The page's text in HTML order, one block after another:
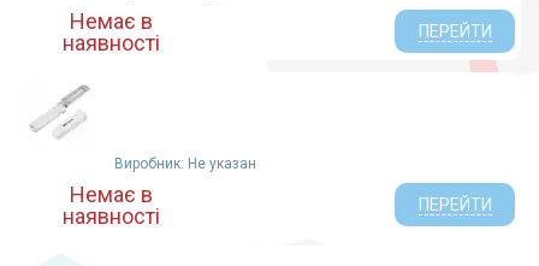
Немає в
наявності
ПЕРЕЙТИ
Виробник: Не указан
Немає в
наявності
ПЕРЕЙТИ